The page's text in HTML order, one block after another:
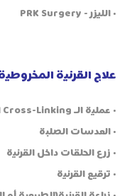
• الليزر - PRK Surgery
علاج القرنية
• عملية الـ Corneal Cross-Linking (تصليب أو تثبيت القرنية)
• العدسات الصلبة
• زرع الحلقات داخل القرنية
• ترقيع القرنية